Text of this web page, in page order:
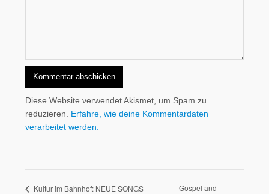
Diese Website verwendet Akismet, um Spam zu
reduzieren. Erfahre, wie deine Kommentardaten
verarbeitet werden.
Kultur im Bahnhof: NEUE SONGS
Gospel and